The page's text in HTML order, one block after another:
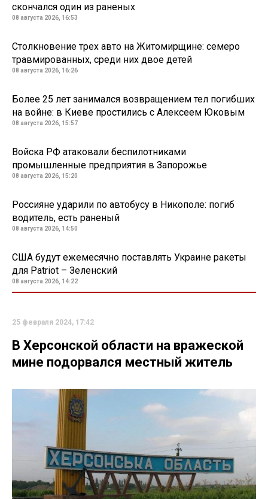
скончался один из раненых
08 августа 2026, 16:53
Столкновение трех авто на Житомирщине: семеро
травмированных, среди них двое детей
08 августа 2026, 16:26
Более 25 лет занимался возвращением тел погибших
на войне: в Киеве простились с Алексеем Юковым
08 августа 2026, 15:57
Войска РФ атаковали беспилотниками
промышленные предприятия в Запорожье
08 августа 2026, 15:20
Россияне ударили по автобусу в Никополе: погиб
водитель, есть раненый
08 августа 2026, 14:50
США будут ежемесячно поставлять Украине ракеты
для Patriot – Зеленский
08 августа 2026, 14:22
25 февраля 2024, 17:42
В Херсонской области на вражеской
мине подорвался местный житель